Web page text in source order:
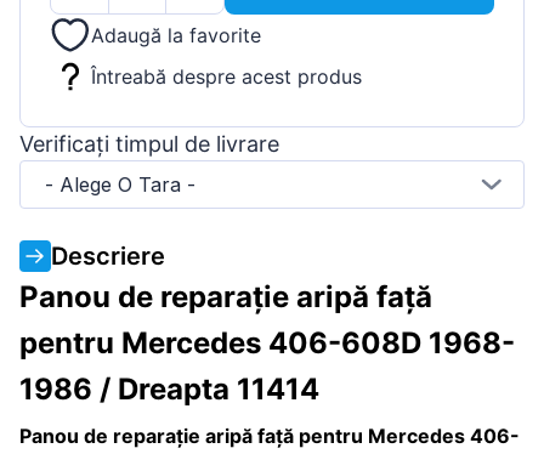
Adaugă la favorite
Întreabă despre acest produs
Verificați timpul de livrare
- Alege O Tara -
Descriere
Panou de reparație aripă față
pentru Mercedes 406-608D 1968-
1986 / Dreapta 11414
Panou de reparație aripă față pentru Mercedes 406-